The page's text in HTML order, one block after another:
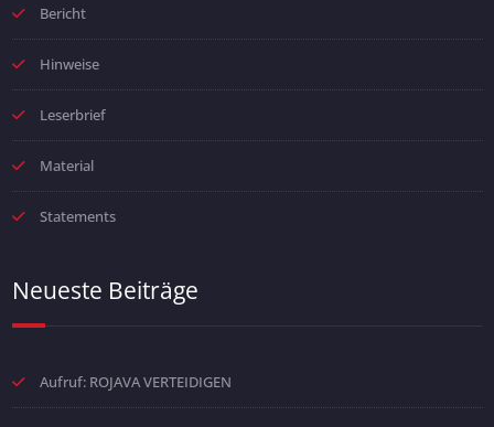
Bericht
Hinweise
Leserbrief
Material
Statements
Neueste Beiträge
Aufruf: ROJAVA VERTEIDIGEN